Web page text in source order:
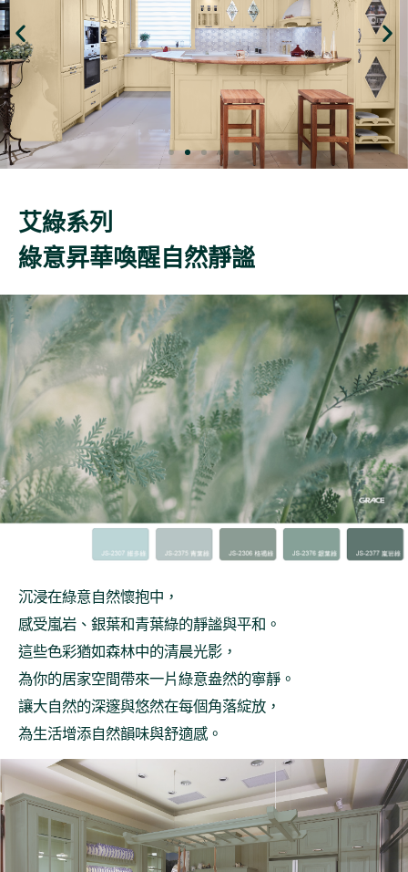
沉浸在綠意自然懷抱中，
感受嵐岩、銀葉和青葉綠的靜謐與平和。
這些色彩猶如森林中的清晨光影，
為你的居家空間帶來一片綠意盎然的寧靜。
讓大自然的深邃與悠然在每個角落綻放，
為生活增添自然韻味與舒適感。
艾綠系列
綠意昇華喚醒自然靜謐